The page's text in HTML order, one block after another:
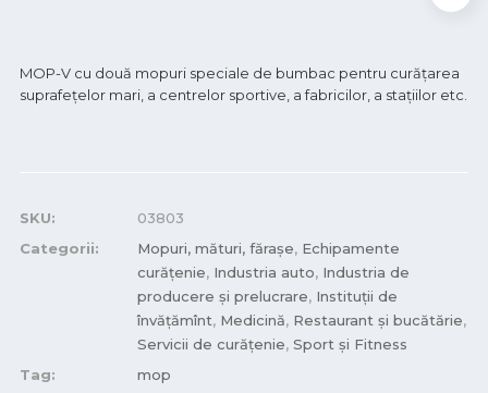
MOP-V cu două mopuri speciale de bumbac pentru curățarea
suprafețelor mari, a centrelor sportive, a fabricilor, a stațiilor etc.
SKU:
03803
Categorii:
Mopuri, mături, fărașe, Echipamente
curățenie, Industria auto, Industria de
producere și prelucrare, Instituții de
învățămînt, Medicină, Restaurant și bucătărie,
Servicii de curățenie, Sport și Fitness
Tag:
mop